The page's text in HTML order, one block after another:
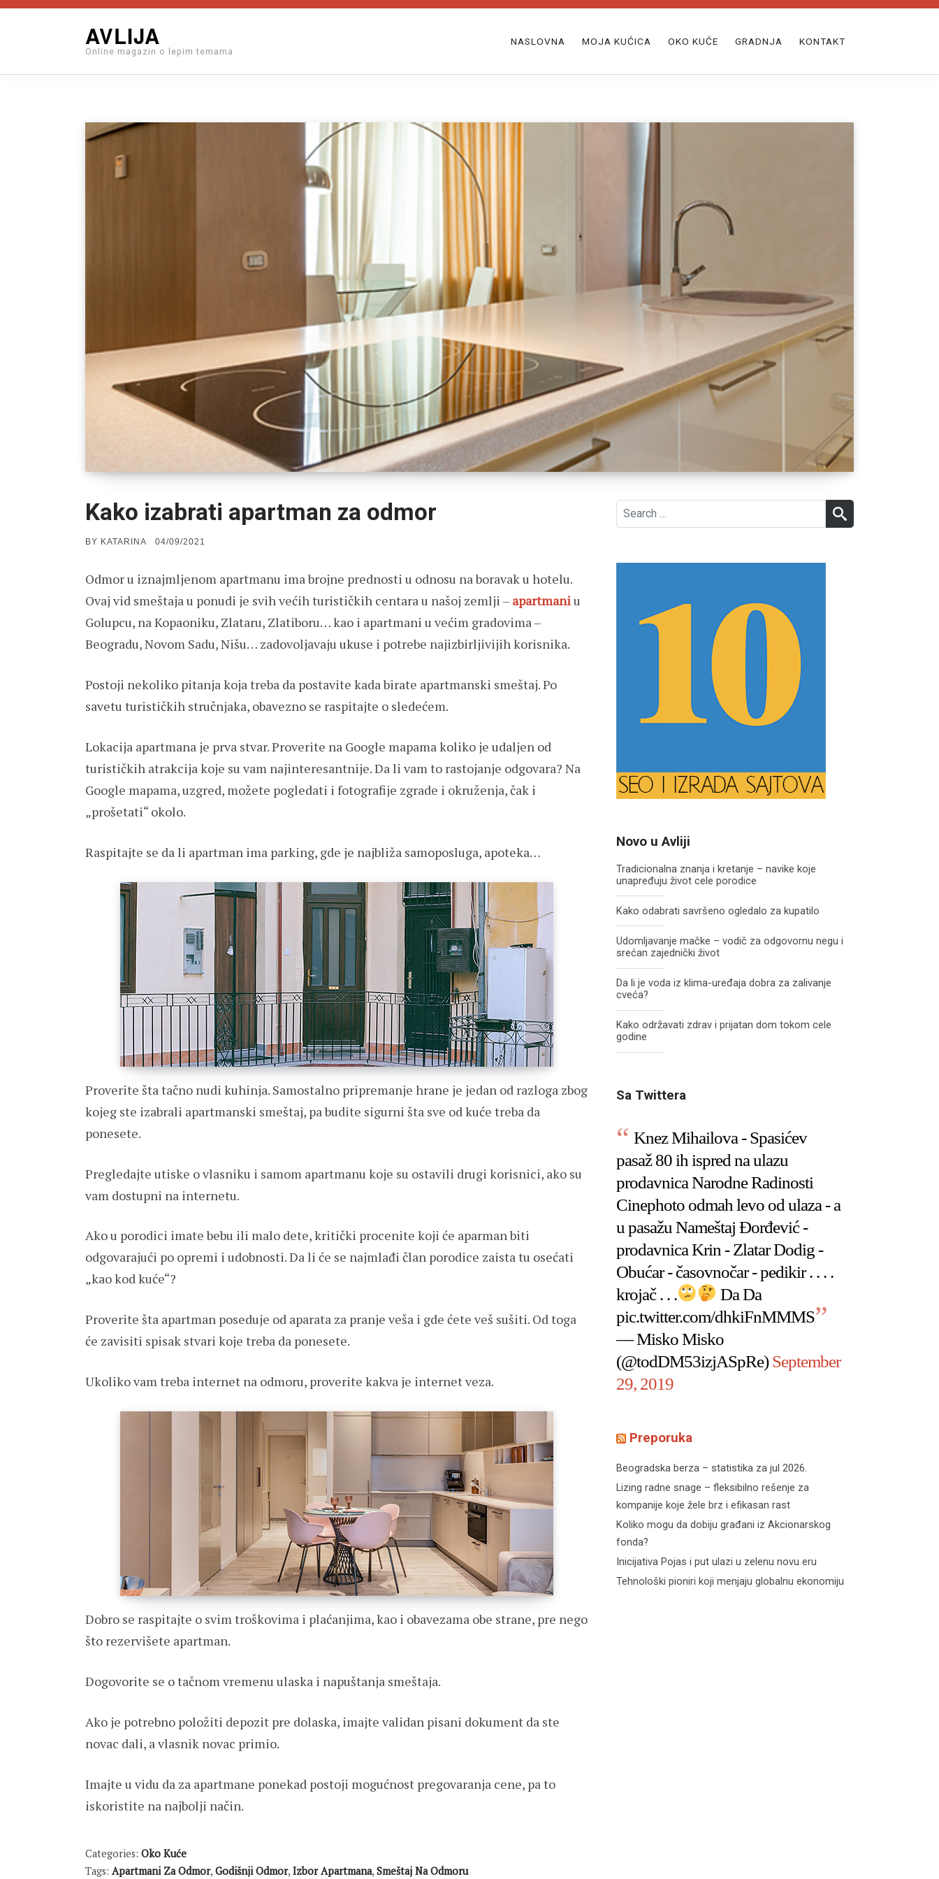
AVLIJA
Online magazin o lepim temama
NASLOVNA MOJA KUĆICA OKO KUĆE GRADNJA KONTAKT
Kako izabrati apartman za odmor
BY KATARINA
POSTED
04/09/2021
Odmor u iznajmljenom apartmanu ima brojne prednosti u odnosu na boravak u hotelu.
Ovaj vid smeštaja u ponudi je svih većih turističkih centara u našoj zemlji – apartmaniu
Golupcu, na Kopaoniku, Zlataru, Zlatiboru… kao i apartmani u većim gradovima –
Beogradu, Novom Sadu, Nišu… zadovoljavaju ukuse i potrebe najizbirljivijih korisnika.
Postoji nekoliko pitanja koja treba da postavite kada birate apartmanski smeštaj. Po
savetu turističkih stručnjaka, obavezno se raspitajte o sledećem.
Lokacija apartmana je prva stvar. Proverite na Google mapama koliko je udaljen od
turističkih atrakcija koje su vam najinteresantnije. Da li vam to rastojanje odgovara? Na
Google mapama, uzgred, možete pogledati i fotografije zgrade i okruženja, čak i
„prošetati“ okolo.
Raspitajte se da li apartman ima parking, gde je najbliža samoposluga, apoteka…
Proverite šta tačno nudi kuhinja. Samostalno pripremanje hrane je jedan od razloga zbog
kojeg ste izabrali apartmanski smeštaj, pa budite sigurni šta sve od kuće treba da
ponesete.
Pregledajte utiske o vlasniku i samom apartmanu koje su ostavili drugi korisnici, ako su
vam dostupni na internetu.
Ako u porodici imate bebu ili malo dete, kritički procenite koji će aparman biti
odgovarajući po opremi i udobnosti. Da li će se najmlađi član porodice zaista tu osećati
„kao kod kuće“?
Proverite šta apartman poseduje od aparata za pranje veša i gde ćete veš sušiti. Od toga
će zavisiti spisak stvari koje treba da ponesete.
Ukoliko vam treba internet na odmoru, proverite kakva je internet veza.
Dobro se raspitajte o svim troškovima i plaćanjima, kao i obavezama obe strane, pre nego
što rezervišete apartman.
Dogovorite se o tačnom vremenu ulaska i napuštanja smeštaja.
Ako je potrebno položiti depozit pre dolaska, imajte validan pisani dokument da ste
novac dali, a vlasnik novac primio.
Imajte u vidu da za apartmane ponekad postoji mogućnost pregovaranja cene, pa to
iskoristite na najbolji način.
Categories: Oko Kuće
Tags: Apartmani Za Odmor, Godišnji Odmor, Izbor Apartmana, Smeštaj Na Odmoru
Search
for:
Novo u Avliji
Tradicionalna znanja i kretanje – navike koje
unapređuju život cele porodice
Kako odabrati savršeno ogledalo za kupatilo
Udomljavanje mačke – vodič za odgovornu negu i
srećan zajednički život
Da li je voda iz klima-uređaja dobra za zalivanje
cveća?
Kako održavati zdrav i prijatan dom tokom cele
godine
Sa Twittera
Knez Mihailova - Spasićev
pasaž 80 ih ispred na ulazu
prodavnica Narodne Radinosti
Cinephoto odmah levo od ulaza - a
u pasažu Nameštaj Đorđević -
prodavnica Krin - Zlatar Dodig -
Obućar - časovnočar - pedikir . . . .
krojač . . .
Da Da
pic.twitter.com/dhkiFnMMMS
— Misko Misko
(@todDM53izjASpRe)September
29, 2019
Preporuka
Beogradska berza – statistika za jul 2026.
Lizing radne snage – fleksibilno rešenje za
kompanije koje žele brz i efikasan rast
Koliko mogu da dobiju građani iz Akcionarskog
fonda?
Inicijativa Pojas i put ulazi u zelenu novu eru
Tehnološki pioniri koji menjaju globalnu ekonomiju